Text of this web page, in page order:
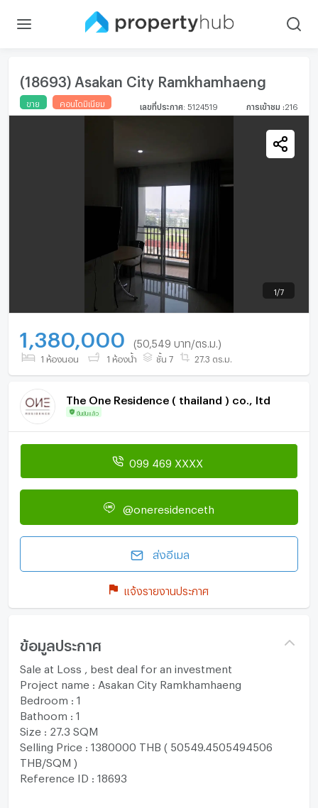
(18693) Asakan City Ramkhamhaeng
ขาย คอนโดมิเนียม เลขที่ประกาศ 5124519 การเข้าชม 216
1 /7
1,380,000 (50,549 บาท/ตร.ม.)
1 ห้องนอน 1 ห้องน้ำ ชั้น 7 27.3 ตร.ม.
The One Residence ( thailand ) co., ltd
ยืนยันแล้ว
099 469 XXXX
@oneresidenceth
ส่งอีเมล
แจ้งรายงานประกาศ
ข้อมูลประกาศ
Sale at Loss , best deal for an investment
Project name : Asakan City Ramkhamhaeng
Bedroom : 1
Bathoom : 1
Size : 27.3 SQM
Selling Price : 1380000 THB ( 50549.4505494506
THB/SQM )
Reference ID : 18693